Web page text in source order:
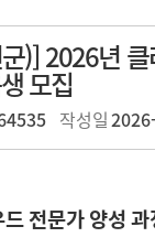
)] 2026년
모집
작성일
전문가 양성 과